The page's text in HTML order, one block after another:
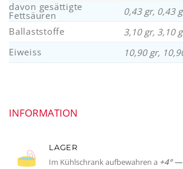
davon gesättigte
Fettsäuren
0,43 gr, 0,43
Ballaststoffe
3,10 gr, 3,10
Eiweiss
10,90 gr,
INFORMATION
LAGER
Im Kühlschrank aufbewahren a +4° —